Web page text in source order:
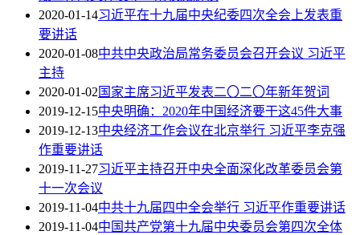
2020-01-14习近平在十九届中央纪委四次全会上发表重
要讲话
2020-01-08中共中央政治局常务委员会召开会议 习近平
主持
2020-01-02国家主席习近平发表二〇二〇年新年贺词
2019-12-15中央明确：2020年中国经济要干这45件大事
2019-12-13中央经济工作会议在北京举行 习近平李克强
作重要讲话
2019-11-27习近平主持召开中央全面深化改革委员会第
十一次会议
2019-11-04中共十九届四中全会举行 习近平作重要讲话
2019-11-04中国共产党第十九届中央委员会第四次全体